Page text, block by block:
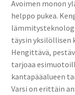
Avoimen monon
helppo pukea.
täysin yksilöllisen
Hengittävä,
tarjoaa
kantapääalueen
Varsi on erittäin